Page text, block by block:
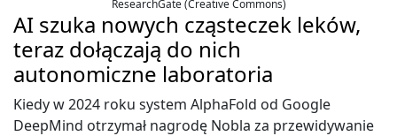
ResearchGate (Creative Commons)
AI szuka nowych cząsteczek leków,
teraz dołączają do nich
autonomiczne laboratoria
Kiedy w 2024 roku system AlphaFold od Google
DeepMind otrzymał nagrodę Nobla za przewidywanie